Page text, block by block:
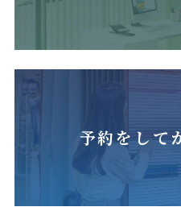
予約をして